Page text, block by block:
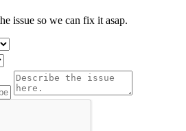
issue so we can fix it asap.